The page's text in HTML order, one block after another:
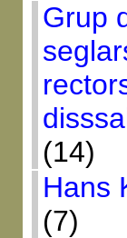
Grup
(14)
Hans
(7)